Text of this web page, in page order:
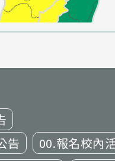
告
00.報名校內